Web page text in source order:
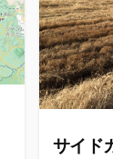
サイド